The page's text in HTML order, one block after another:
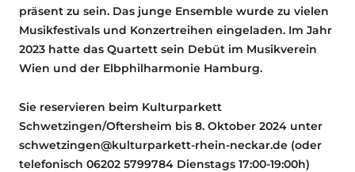
präsent zu sein. Das junge Ensemble wurde zu vielen
Musikfestivals und Konzertreihen eingeladen. Im Jahr
2023 hatte das Quartett sein Debüt im Musikverein
Wien und der Elbphilharmonie Hamburg.
Sie reservieren beim Kulturparkett
Schwetzingen/Oftersheim bis 8. Oktober 2024 unter
schwetzingen@kulturparkett-rhein-neckar.de (oder
telefonisch 06202 5799784 Dienstags 17:00-19:00h)